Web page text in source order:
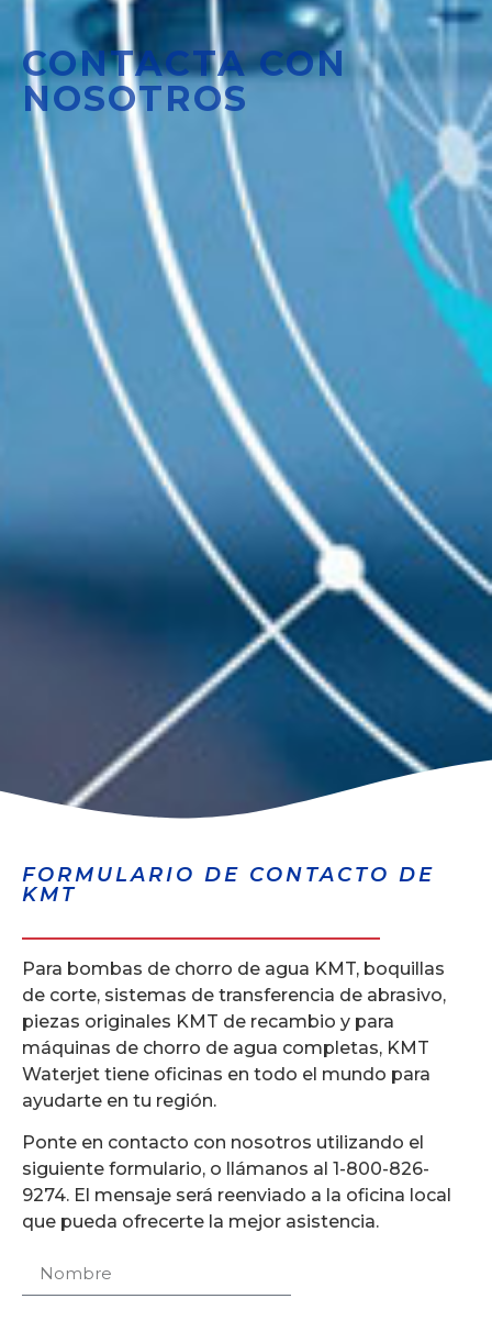
CONTACTA CON
NOSOTROS
FORMULARIO DE CONTACTO DE
KMT
Para bombas de chorro de agua KMT, boquillas
de corte, sistemas de transferencia de abrasivo,
piezas originales KMT de recambio y para
máquinas de chorro de agua completas, KMT
Waterjet tiene oficinas en todo el mundo para
ayudarte en tu región.
Ponte en contacto con nosotros utilizando el
siguiente formulario, o llámanos al 1-800-826-
9274. El mensaje será reenviado a la oficina local
que pueda ofrecerte la mejor asistencia.